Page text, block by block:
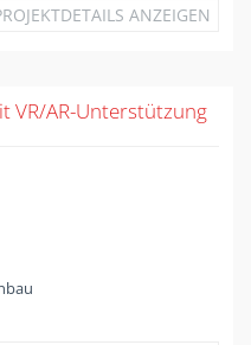
ANZEIGEN
VR/AR-Unterstützung